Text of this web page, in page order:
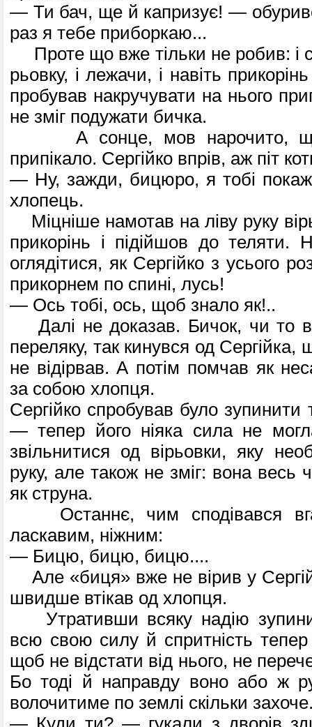
— Ти бач, ще й капризує! —
раз я тебе приборкаю...
Проте що вже тільки не робив: і
рьовку, і лежачи, і навіть
про­бував накручувати на нього
не зміг подужати бичка.
А сонце, мов нарочито, ще
припікало. Сергійко впрів, аж піт
— Ну, зажди, бицюро, я тобі
хлопець.
Міцніше намотав на ліву руку
прикорінь і підійшов до теляти.
огля­дітися, як Сергійко з усього
прикор­нем по спині, лусь!
— Ось тобі, ось, щоб знало як!..
Далі не доказав. Бичок, чи то
пере­ляку, так кинувся од
не ві­дірвав. А потім помчав як
за собою хлопця.
Сергійко спробував було
— тепер його ніяка сила не
звільни­тися од вірьовки, яку
руку, але та­кож не зміг: вона весь
як струна.
Останнє, чим сподівався
ласкавим, ніжним:
— Бицю, бицю, бицю....
Але «биця» вже не вірив у
швидше втікав од хлопця.
Утративши всяку надію
всю свою силу й спритність
щоб не відстати від нього, не
Бо тоді й направду воно або ж
волочитиме по землі скільки